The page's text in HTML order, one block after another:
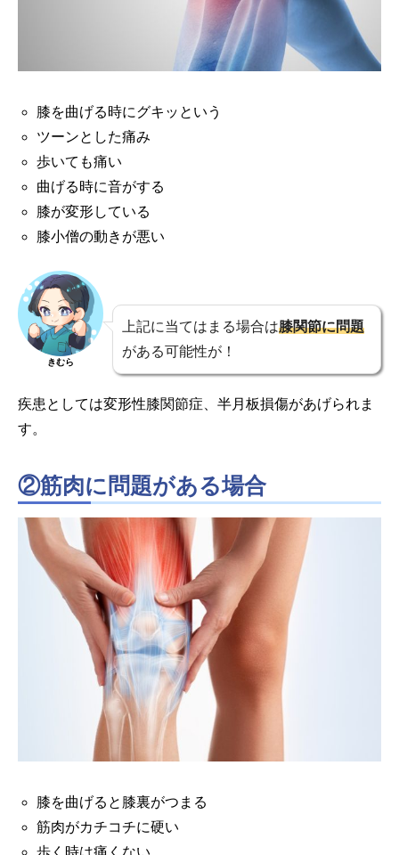
膝を曲げる時にグキッという
ツーンとした痛み
歩いても痛い
曲げる時に音がする
膝が変形している
膝小僧の動きが悪い
きむら
上記に当てはまる場合は膝関節に問題
がある可能性が！
疾患としては変形性膝関節症、半月板損傷があげられま
す。
②筋肉に問題がある場合
膝を曲げると膝裏がつまる
筋肉がカチコチに硬い